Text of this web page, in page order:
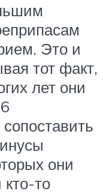
Это и
тот факт,
лет они
они
то